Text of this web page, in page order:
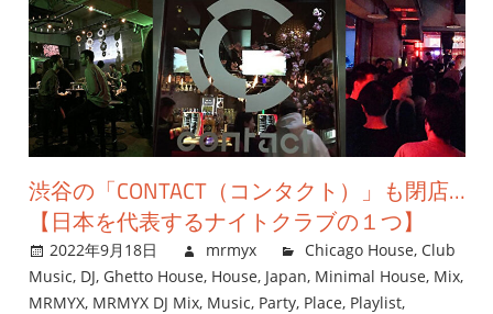
渋谷の「CONTACT（コンタクト）」も閉店…
【日本を代表するナイトクラブの１つ】
2022年9月18日 mrmyx Chicago House, Club
Music, DJ, Ghetto House, House, Japan, Minimal House, Mix,
MRMYX, MRMYX DJ Mix, Music, Party, Place, Playlist,